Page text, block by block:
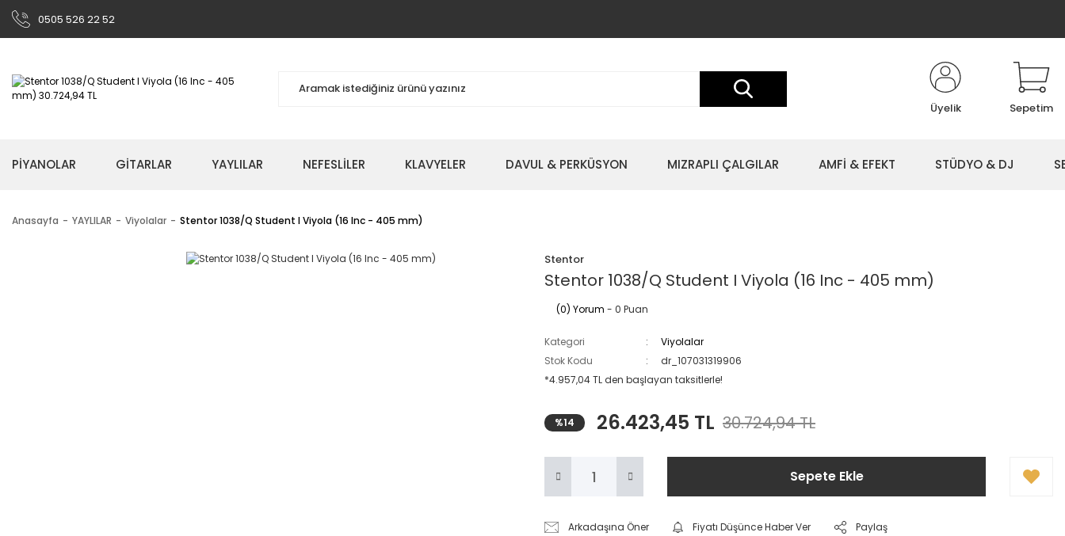
0505 526 22 52
Üyelik Sepetim
PİYANOLAR GİTARLAR YAYLILAR NEFESLİLER KLAVYELER DAVUL & PERKÜSYON MIZRAPLI ÇALGILAR AMFİ & EFEKT STÜDYO & DJ
Anasayfa YAYLILAR Viyolalar Stentor 1038/Q Student I Viyola (16 Inc - 405 mm)
Stentor
Stentor 1038/Q Student I Viyola (16 Inc - 405 mm)
(0) Yorum - 0 Puan
Kategori
Viyolalar
Stok Kodu
dr_107031319906
*4.957,04 TL den başlayan taksitlerle!
%14 26.423,45 TL 30.724,94 TL
Sepete Ekle
Arkadaşına Öner Fiyatı Düşünce Haber Ver Paylaş